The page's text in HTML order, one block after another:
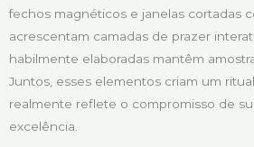
fechos magnéticos e janelas cortadas
acrescentam camadas de prazer
habilmente elaboradas mantêm
Juntos, esses elementos criam um
realmente reflete o compromisso de
excelência.